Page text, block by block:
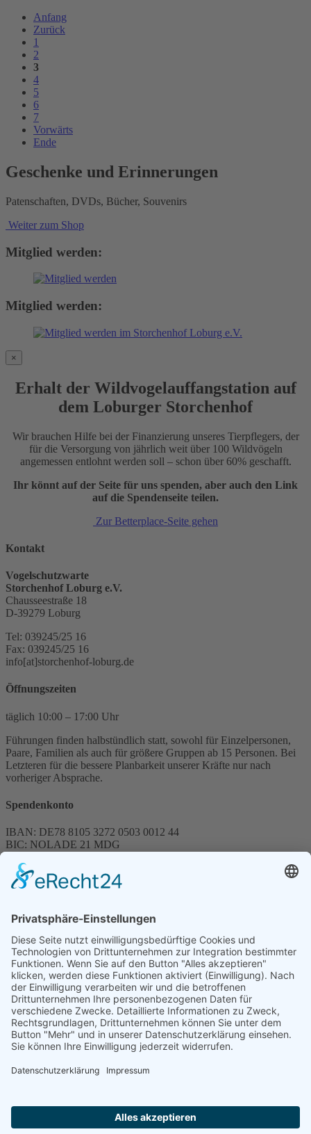
Anfang
Zurück
1
2
3
4
5
6
7
Vorwärts
Ende
Geschenke und Erinnerungen
Patenschaften, DVDs, Bücher, Souvenirs
Weiter zum Shop
Mitglied werden:
Mitglied werden:
×
Erhalt der Wildvogelauffangstation auf
dem Loburger Storchenhof
Wir brauchen Hilfe bei der Finanzierung unseres Tierpflegers, der
für die Versorgung von jährlich weit über 100 Wildvögeln
angemessen entlohnt werden soll – schon über 60% geschafft.
Ihr könnt auf der Seite für uns spenden, aber auch den Link
auf die Spendenseite teilen.
Zur Betterplace-Seite gehen
Kontakt
Vogelschutzwarte
Storchenhof Loburg e.V.
Chausseestraße 18
D-39279 Loburg
Tel: 039245/25 16
Fax: 039245/25 16
info[at]storchenhof-loburg.de
Öffnungszeiten
täglich 10:00 – 17:00 Uhr
Führungen finden halbstündlich statt, sowohl für Einzelpersonen,
Paare, Familien als auch für größere Gruppen ab 15 Personen. Bei
Letzteren für die bessere Planbarkeit unserer Kräfte nur nach
vorheriger Absprache.
Spendenkonto
IBAN: DE78 8105 3272 0503 0012 44
BIC: NOLADE 21 MDG
Spenden können steuerlich abgesetzt werden
Förderung
© 1987 – 2025
Storchenhof Loburg e.V.
Alle Rechte vorbehalten.
Cookie-Einstellungen
Navigation überspringen
Impressum
Haftungsausschluss
Facebook